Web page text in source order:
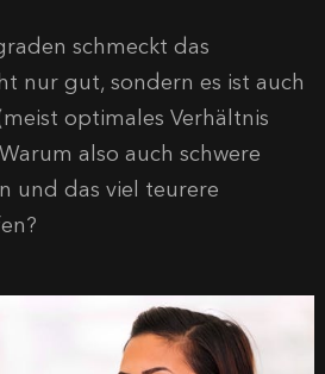
schmeckt das
nur gut, sondern es ist auch
optimales Verhältnis
also auch schwere
und das viel teurere